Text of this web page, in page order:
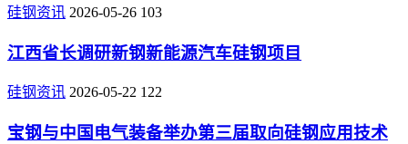
硅钢资讯 2026-05-26 103
江西省长调研新钢新能源汽车硅钢项目
硅钢资讯 2026-05-22 122
宝钢与中国电气装备举办第三届取向硅钢应用技术